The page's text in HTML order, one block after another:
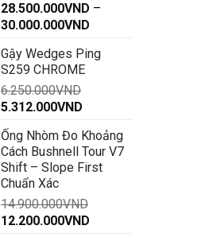
28.500.000VND –
30.000.000VND
từ
Gậy Wedges Ping
S259 CHROME
6.250.000VND
Giá
là:
6.250.000VND.
5.312.000VND
tại
là:
5.312.000VND.
Ống Nhòm Đo Khoảng
Cách Bushnell Tour V7
Shift – Slope First
Chuẩn Xác
14.900.000VND
Giá
12.200.000VND